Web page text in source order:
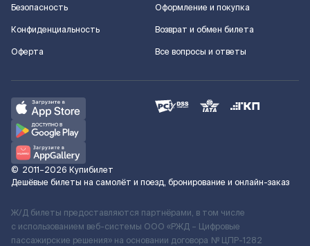
Безопасность
Конфиденциальность
Оферта
Оформление и покупка
Возврат и обмен билета
Все вопросы и ответы
© 2011–2026 Купибилет
Дешёвые билеты на самолёт и поезд, бронирование и онлайн-заказ
Ж/Д билеты предоставляются партнёрами, в том числе
с использованием веб-системы ООО «РЖД – Цифровые
пассажирские решения» на основании договора № ЦПР-1282